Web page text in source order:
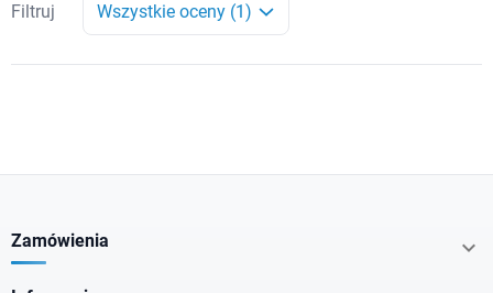
Filtruj Wszystkie oceny (1)
Zamówienia 